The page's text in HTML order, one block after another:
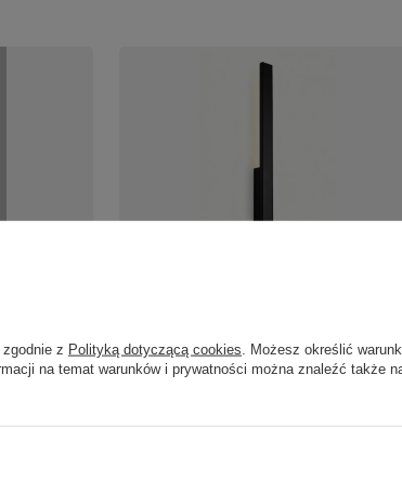
z kulą
341,00 zł szt.
z Polityką dotyczącą cookies . Możesz określić
na temat warunków i prywatności można znaleźć także